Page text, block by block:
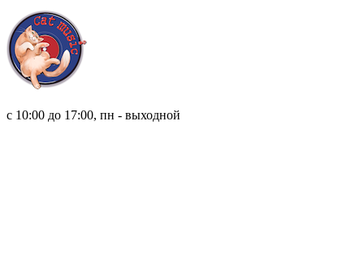
с 10:00 до 17:00, пн - выходной